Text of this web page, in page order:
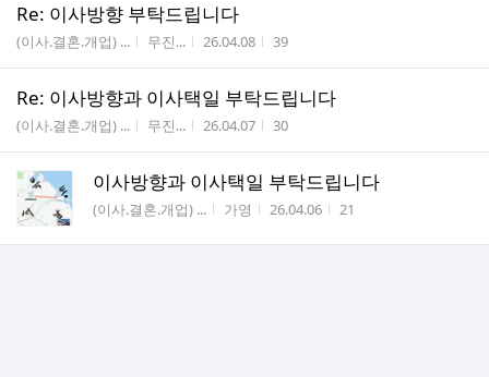
Re: 이사방향 부탁드립니다
게시판명
(이사.결혼.개업) ... 작성자
무진... 작성시간
26.04.08 조회수
39
Re: 이사방향과 이사택일 부탁드립니다
게시판명
(이사.결혼.개업) ... 작성자
무진... 작성시간
26.04.07 조회수
30
이사방향과 이사택일 부탁드립니다
게시판명
(이사.결혼.개업) ... 작성자
가영 작성시간
26.04.06 조회수
21